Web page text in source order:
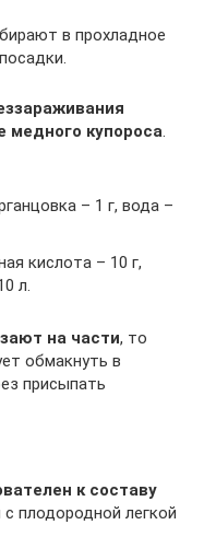
в прохладное
медного купороса.
– 1 г, вода –
кислота – 10 г,
л.
на части, то
обмакнуть в
присыпать
к составу
плодородной легкой